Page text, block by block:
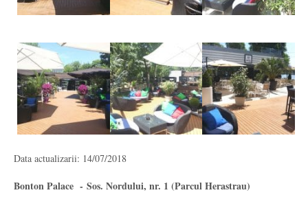
Data actualizarii: 14/07/2018
Bonton Palace - Sos. Nordului, nr. 1 (Parcul Herastrau)